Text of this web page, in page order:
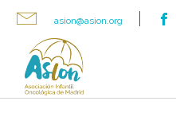
asion@asion.org